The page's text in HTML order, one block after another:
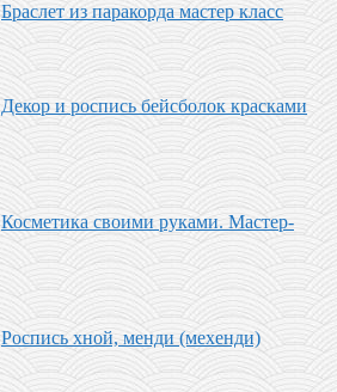
Браслет из паракорда мастер класс
Декор и роспись бейсболок красками
Косметика своими руками. Мастер-
Роспись хной, менди (мехенди)